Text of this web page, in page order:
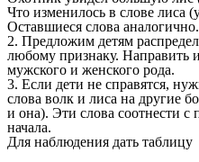
Что изменилось в слове лиса
Оставшиеся слова аналогично.
2. Предложим детям
любому признаку. Направить
мужского и женского рода.
3. Если дети не справятся,
слова волк и лиса на другие
и она). Эти слова соотнести
начала.
Для наблюдения дать таблицу